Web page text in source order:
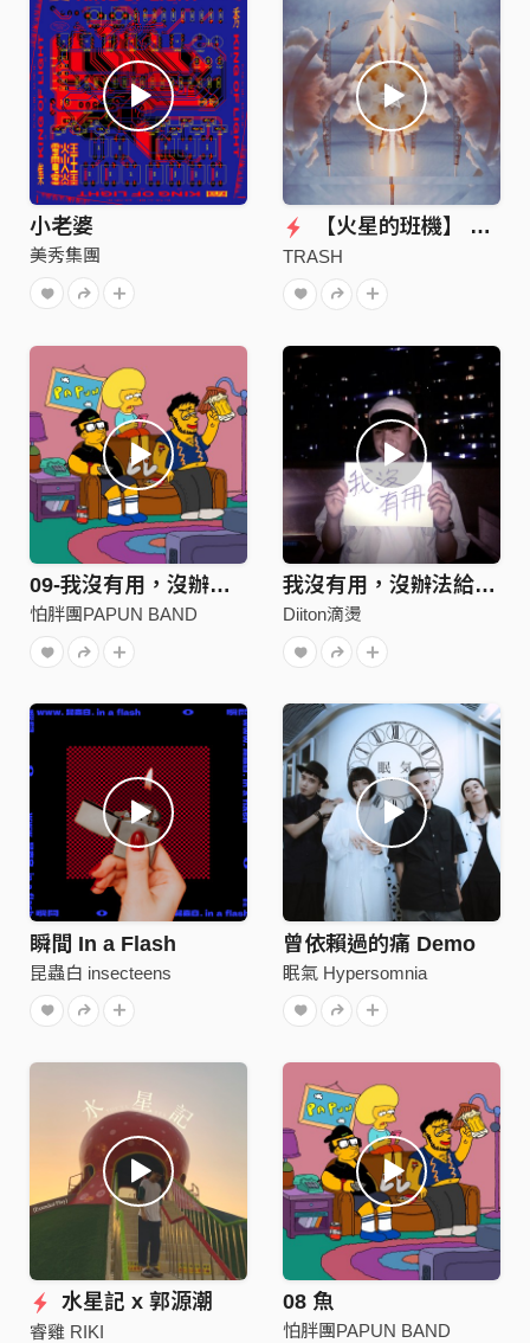
小老婆
美秀集團
【火星的班機】 Flight to Mars (Official Audio)
TRASH
09-我沒有用，沒辦法給你想要的生活
怕胖團PAPUN BAND
我沒有用，沒辦法給你想要的生活 (Diiton cover)
Diiton滴燙
瞬間 In a Flash
昆蟲白 insecteens
曾依賴過的痛 Demo
眠氣 Hypersomnia
水星記 x 郭源潮
睿雞 RIKI
08 魚
怕胖團PAPUN BAND